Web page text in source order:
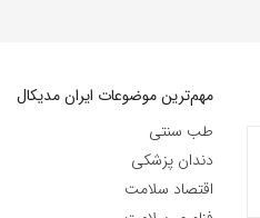
مهم‌ترین موضوعات ایران مدیکال
طب سنتی
دندان پزشکی
اقتصاد سلامت